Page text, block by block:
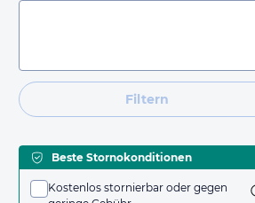
Filtern
Beste Stornokonditionen
Kostenlos stornierbar oder gegen